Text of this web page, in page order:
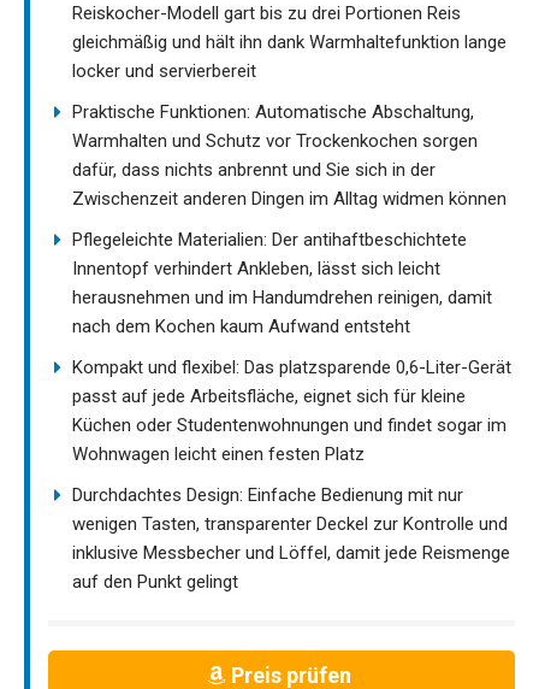
Reiskocher-Modell gart bis zu drei Portionen Reis
gleichmäßig und hält ihn dank Warmhaltefunktion lange
locker und servierbereit
Praktische Funktionen: Automatische Abschaltung,
Warmhalten und Schutz vor Trockenkochen sorgen
dafür, dass nichts anbrennt und Sie sich in der
Zwischenzeit anderen Dingen im Alltag widmen können
Pflegeleichte Materialien: Der antihaftbeschichtete
Innentopf verhindert Ankleben, lässt sich leicht
herausnehmen und im Handumdrehen reinigen, damit
nach dem Kochen kaum Aufwand entsteht
Kompakt und flexibel: Das platzsparende 0,6-Liter-Gerät
passt auf jede Arbeitsfläche, eignet sich für kleine
Küchen oder Studentenwohnungen und findet sogar im
Wohnwagen leicht einen festen Platz
Durchdachtes Design: Einfache Bedienung mit nur
wenigen Tasten, transparenter Deckel zur Kontrolle und
inklusive Messbecher und Löffel, damit jede Reismenge
auf den Punkt gelingt
Preis prüfen